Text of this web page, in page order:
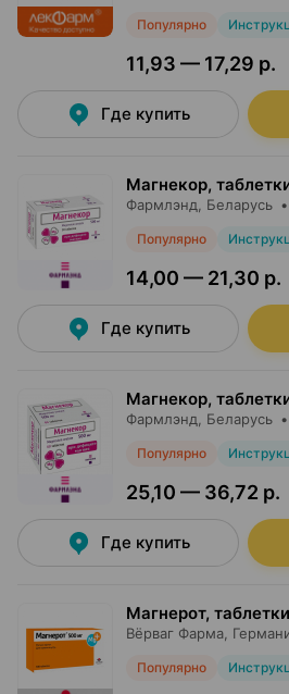
Популярно
11,93 — 17,29 р.
Где купить
Магнекор,
Фармлэнд , Беларусь •
Популярно
14,00 — 21,30 р.
Где купить
Магнекор,
Фармлэнд , Беларусь •
Популярно
25,10 — 36,72 р.
Где купить
Магнерот, таблетки
Вёрваг Фарма ,
Популярно